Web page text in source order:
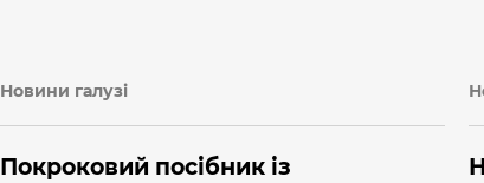
Новини галузі
Покроковий посібник із